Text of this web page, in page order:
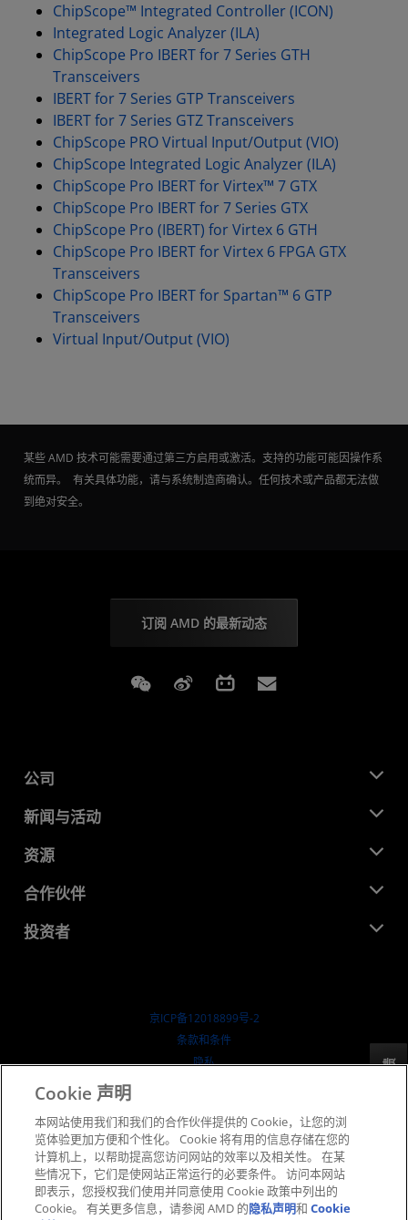
ChipScope™ Integrated Controller (ICON)
Integrated Logic Analyzer (ILA)
ChipScope Pro IBERT for 7 Series GTH
Transceivers
IBERT for 7 Series GTP Transceivers
IBERT for 7 Series GTZ Transceivers
ChipScope PRO Virtual Input/Output (VIO)
ChipScope Integrated Logic Analyzer (ILA)
ChipScope Pro IBERT for Virtex™ 7 GTX
ChipScope Pro IBERT for 7 Series GTX
ChipScope Pro (IBERT) for Virtex 6 GTH
ChipScope Pro IBERT for Virtex 6 FPGA GTX
Transceivers
ChipScope Pro IBERT for Spartan™ 6 GTP
Transceivers
Virtual Input/Output (VIO)
某些 AMD 技术可能需要通过第三方启用或激活。支持的功能可能因操作系
统而异。 有关具体功能，请与系统制造商确认。任何技术或产品都无法做
到绝对安全。
订阅 AMD 的最新动态
Weixin Weibo Bilibili
公司
关于 AMD
企业责任
就业机会
联系我们
新闻与活动
新闻中心
媒体库
资源
开发中心
成功案例
合作伙伴
AMD 合作伙伴中心
投资者
SEC 报告
京ICP备12018899号-2
​条款和条件
隐私
公开公平竞争
英国税收策略
Cookie 政策
Cookie 设置
反馈
Cookie 声明
本网站使用我们和我们的合作伙伴提供的 Cookie，让您的浏
览体验更加方便和个性化。 Cookie 将有用的信息存储在您的
计算机上，以帮助提高您访问网站的效率以及相关性。 在某
些情况下，它们是使网站正常运行的必要条件。 访问本网站
即表示，您授权我们使用并同意使用 Cookie 政策中列出的
Cookie。 有关更多信息，请参阅 AMD 的隐私声明和Cookie